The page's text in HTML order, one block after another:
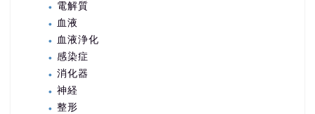
電解質
血液
血液浄化
感染症
消化器
神経
整形